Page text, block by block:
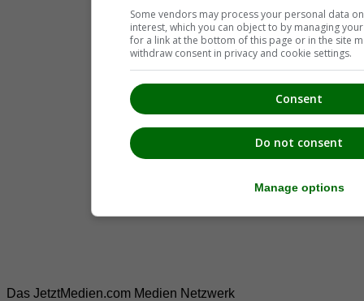
Das JetztMedien.com Medien Netzwerk
Some vendors may process your personal data
interest, which you can object to by managing
for a link at the bottom of this page or in the site
withdraw consent in privacy and cookie settings.
Consent
Do not consent
Manage options